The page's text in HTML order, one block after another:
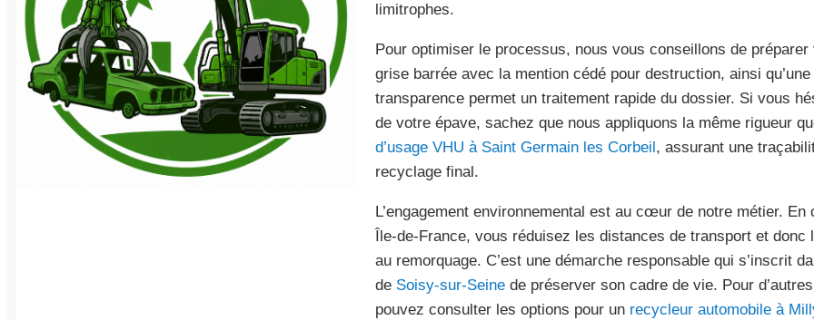
limitrophes.
Pour optimiser le processus, nous vous conseillons de
grise barrée avec la mention cédé pour destruction, ainsi
transparence permet un traitement rapide du dossier. Si vous
de votre épave, sachez que nous appliquons la même rigueur
d’usage VHU à Saint Germain les Corbeil, assurant une
recyclage final.
L’engagement environnemental est au cœur de notre métier.
Île-de-France, vous réduisez les distances de transport et donc
au remorquage. C’est une démarche responsable qui s’inscrit
de Soisy-sur-Seinede préserver son cadre de vie. Pour
pouvez consulter les options pour un recycleur automobile à